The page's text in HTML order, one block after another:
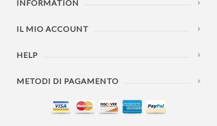
INFORMATION
IL MIO ACCOUNT
HELP
METODI DI PAGAMENTO